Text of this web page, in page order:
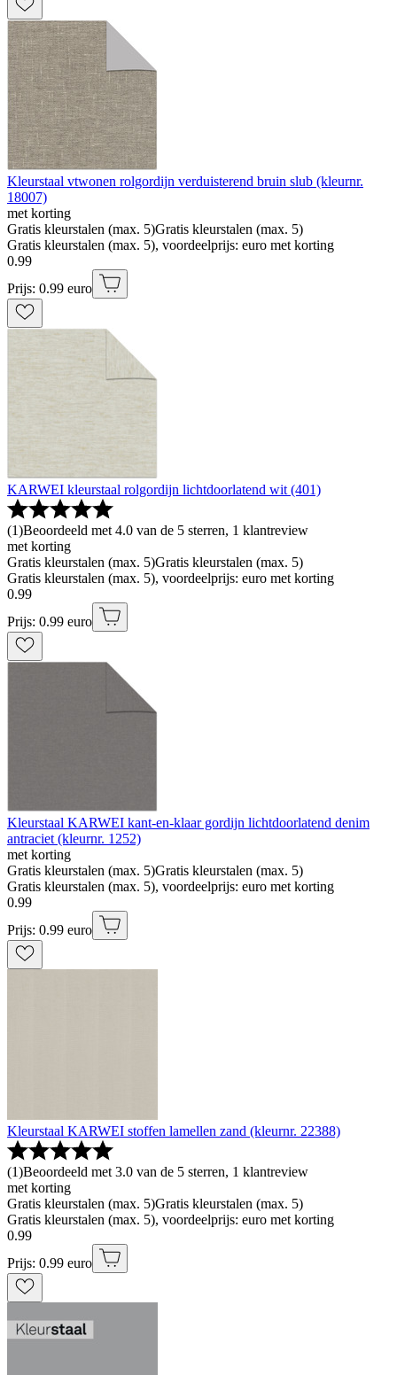
Kleurstaal vtwonen rolgordijn verduisterend bruin slub (kleurnr.
18007)
met korting
Gratis kleurstalen (max. 5)Gratis kleurstalen (max. 5)
Gratis kleurstalen (max. 5), voordeelprijs: euro met korting
0.99
Prijs: 0.99 euro
KARWEI kleurstaal rolgordijn lichtdoorlatend wit (401)
(1)Beoordeeld met 4.0 van de 5 sterren, 1 klantreview
met korting
Gratis kleurstalen (max. 5)Gratis kleurstalen (max. 5)
Gratis kleurstalen (max. 5), voordeelprijs: euro met korting
0.99
Prijs: 0.99 euro
Kleurstaal KARWEI kant-en-klaar gordijn lichtdoorlatend denim
antraciet (kleurnr. 1252)
met korting
Gratis kleurstalen (max. 5)Gratis kleurstalen (max. 5)
Gratis kleurstalen (max. 5), voordeelprijs: euro met korting
0.99
Prijs: 0.99 euro
Kleurstaal KARWEI stoffen lamellen zand (kleurnr. 22388)
(1)Beoordeeld met 3.0 van de 5 sterren, 1 klantreview
met korting
Gratis kleurstalen (max. 5)Gratis kleurstalen (max. 5)
Gratis kleurstalen (max. 5), voordeelprijs: euro met korting
0.99
Prijs: 0.99 euro